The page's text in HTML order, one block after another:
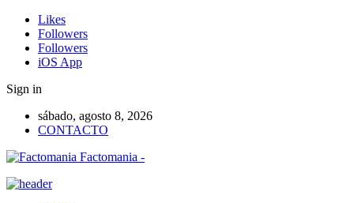
Likes
Followers
Followers
iOS App
Sign in
sábado, agosto 8, 2026
CONTACTO
Factomania -